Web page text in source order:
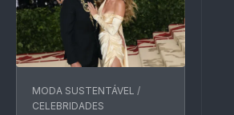
MODA SUSTENTÁVEL /
CELEBRIDADES